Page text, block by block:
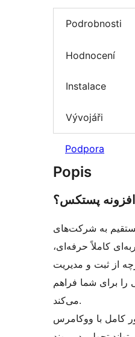
Podrobnosti
Hodnocení
Instalace
Vývojáři
Podpora
Popis
پستکس؟
به شرکت‌های
کاملاً حرفه‌ای،
از ثبت و مدیریت
برای شما فراهم
می‌کند.
کامل با ووکامرس